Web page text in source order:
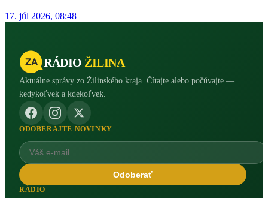
17. júl 2026, 08:48
RÁDIO ŽILINA
Aktuálne správy zo Žilinského kraja. Čítajte alebo počúvajte —
kedykoľvek a kdekoľvek.
ODOBERAJTE NOVINKY
Odoberať
RÁDIO